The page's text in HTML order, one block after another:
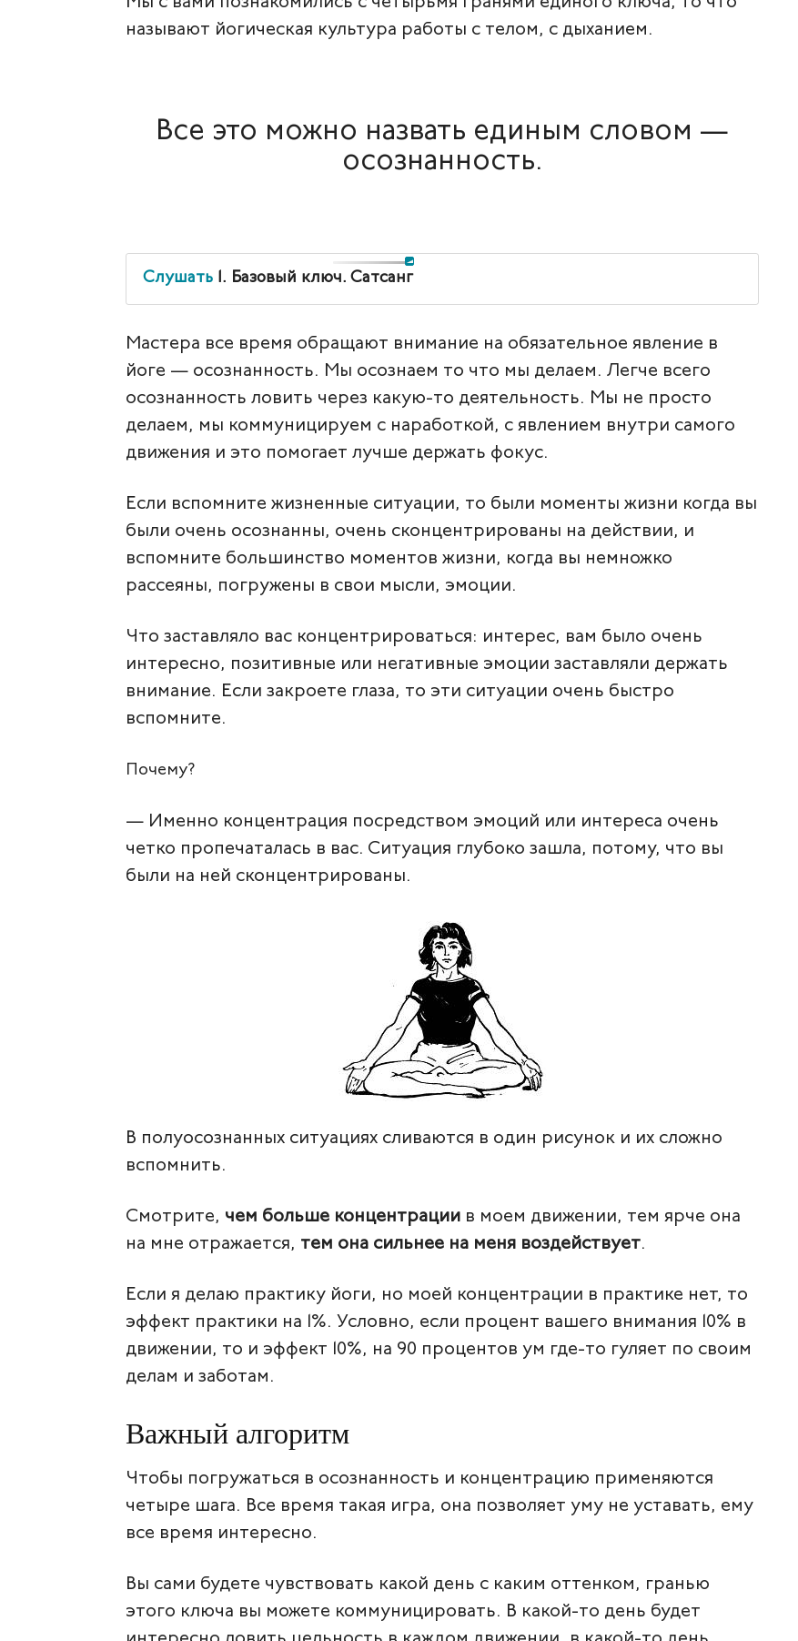
называют йогическая культура работы с телом, с дыханием.
Все это можно назвать единым словом —
осознанность.
Слушать 1. Базовый ключ. Сатсанг
Мастера все время обращают внимание на обязательное явление в
йоге — осознанность. Мы осознаем то что мы делаем. Легче всего
осознанность ловить через какую-то деятельность. Мы не просто
делаем, мы коммуницируем с наработкой, с явлением внутри самого
движения и это помогает лучше держать фокус.
Если вспомните жизненные ситуации, то были моменты жизни когда вы
были очень осознанны, очень сконцентрированы на действии, и
вспомните большинство моментов жизни, когда вы немножко
рассеяны, погружены в свои мысли, эмоции.
Что заставляло вас концентрироваться: интерес, вам было очень
интересно, позитивные или негативные эмоции заставляли держать
внимание. Если закроете глаза, то эти ситуации очень быстро
вспомните.
Почему?
— Именно концентрация посредством эмоций или интереса очень
четко пропечаталась в вас. Ситуация глубоко зашла, потому, что вы
были на ней сконцентрированы.
В полуосознанных ситуациях сливаются в один рисунок и их сложно
вспомнить.
Смотрите, чем больше концентрации в моем движении, тем ярче она
на мне отражается, тем она сильнее на меня воздействует.
Если я делаю практику йоги, но моей концентрации в практике нет, то
эффект практики на 1%. Условно, если процент вашего внимания 10% в
движении, то и эффект 10%, на 90 процентов ум где-то гуляет по своим
делам и заботам.
Важный алгоритм
Чтобы погружаться в осознанность и концентрацию применяются
четыре шага. Все время такая игра, она позволяет уму не уставать, ему
все время интересно.
Вы сами будете чувствовать какой день с каким оттенком, гранью
этого ключа вы можете коммуницировать. В какой-то день будет